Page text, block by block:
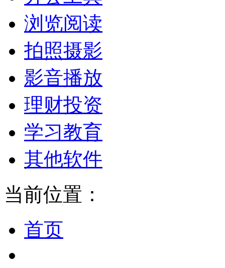
浏览阅读
拍照摄影
影音播放
理财投资
学习教育
其他软件
当前位置：
首页